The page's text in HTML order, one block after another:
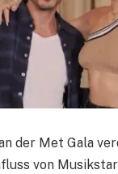
der Met Gala
von